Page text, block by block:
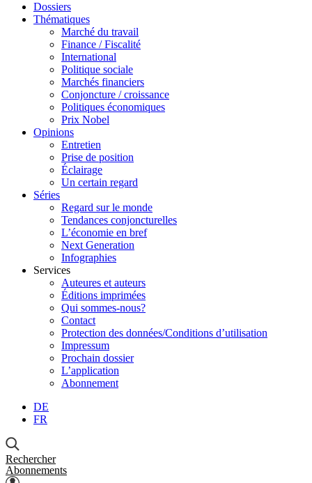
Dossiers
Thématiques
Marché du travail
Finance / Fiscalité
International
Politique sociale
Marchés financiers
Conjoncture / croissance
Politiques économiques
Prix Nobel
Opinions
Entretien
Prise de position
Éclairage
Un certain regard
Séries
Regard sur le monde
Tendances conjoncturelles
L’économie en bref
Next Generation
Infographies
Services
Auteures et auteurs
Éditions imprimées
Qui sommes-nous?
Contact
Protection des données/Conditions d’utilisation
Impressum
Prochain dossier
L’application
Abonnement
DE
FR
Rechercher
Abonnements